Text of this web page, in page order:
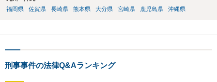
福岡県
佐賀県 長崎県 熊本県 大分県 宮崎県 鹿児島県 沖縄県
刑事事件の法律Q&Aランキング